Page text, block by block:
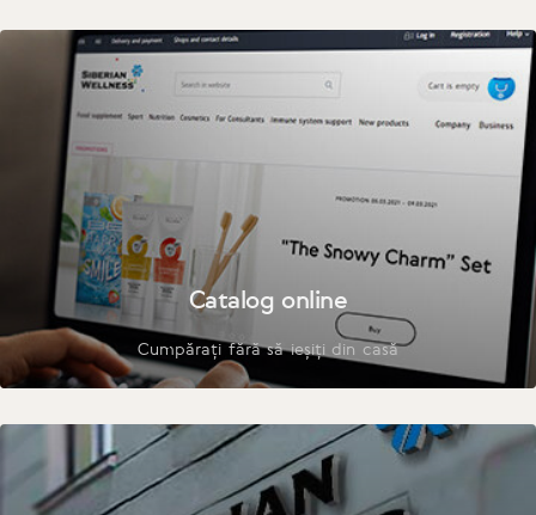
Catalog online
Cumpărați fără să ieșiți din casă